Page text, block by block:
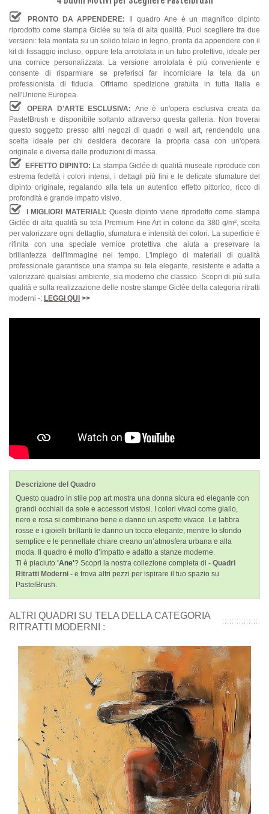
PRONTO DA APPENDERE: Il quadro Ane è un magnifico dipinto
riprodotto come stampa Giclée su tela di alta qualità. Puoi scegliere tra due
versioni: tela montata su un solido telaio in legno, pronta da appendere con il
kit di fissaggio incluso, oppure tela arrotolata in un tubo protettivo, ideale per
una cornice personalizzata. La versione arrotolata è più conveniente e
consente di risparmiare se preferisci far incorniciare la tela da un
professionista di fiducia. Offriamo spedizione gratuita in tutta Italia e
nell'Unione Europea.
OPERA D'ARTE ESCLUSIVA: Ane è un'opera esclusiva creata da
PastelBrush e disponibile soltanto attraverso questa galleria. Non troverai
questo soggetto presso altri negozi di quadri o wall art, rendendolo una
scelta ideale per chi desidera decorare la propria casa con un'opera
originale e diversa dalle produzioni di massa.
EFFETTO DIPINTO: La stampa Giclée di qualità museale riproduce con
estrema fedeltà i colori intensi, i dettagli più fini e le delicate sfumature del
dipinto originale, regalando alla tela un autentico effetto pittorico, ricco di
profondità e grande impatto visivo.
I MIGLIORI MATERIALI: Questo dipinto viene riprodotto come stampa
Giclée di alta qualità su tela Premium Fine Art in cotone da 380 g/m², scelta
per valorizzare ogni dettaglio, sfumatura e intensità dei colori. La superficie è
rifinita con una speciale vernice protettiva che aiuta a preservare la
brillantezza dell'immagine nel tempo. L'impiego di materiali di qualità
professionale garantisce una stampa su tela elegante, resistente e adatta a
valorizzare qualsiasi ambiente, sia moderno che classico. Scopri di più sulla
qualità e sulla realizzazione delle nostre stampe Giclée della categoria ritratti
moderni -: LEGGI QUI >>
Descrizione del Quadro
Questo quadro in stile pop art mostra una donna sicura ed elegante con
grandi occhiali da sole e accessori vistosi. I colori vivaci come giallo,
nero e rosa si combinano bene e danno un aspetto vivace. Le labbra
rosse e i gioielli brillanti le danno un tocco elegante, mentre lo sfondo
semplice e le pennellate chiare creano un’atmosfera urbana e alla
moda. Il quadro è molto d’impatto e adatto a stanze moderne.
Ti è piaciuto 'Ane'? Scopri la nostra collezione completa di - Quadri
Ritratti Moderni - e trova altri pezzi per ispirare il tuo spazio su
PastelBrush.
ALTRI QUADRI SU TELA DELLA CATEGORIA
RITRATTI MODERNI :